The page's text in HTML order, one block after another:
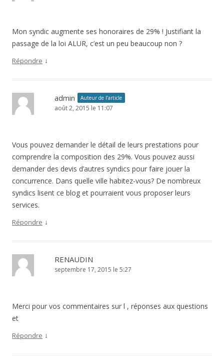
Mon syndic augmente ses honoraires de 29% ! Justifiant la
passage de la loi ALUR, c’est un peu beaucoup non ?
Répondre ↓
admin Auteur de l’article
août 2, 2015 le 11:07
Vous pouvez demander le détail de leurs prestations pour
comprendre la composition des 29%. Vous pouvez aussi
demander des devis d’autres syndics pour faire jouer la
concurrence. Dans quelle ville habitez-vous? De nombreux
syndics lisent ce blog et pourraient vous proposer leurs
services.
Répondre ↓
RENAUDIN
septembre 17, 2015 le 5:27
Merci pour vos commentaires sur l , réponses aux questions
et
Répondre ↓